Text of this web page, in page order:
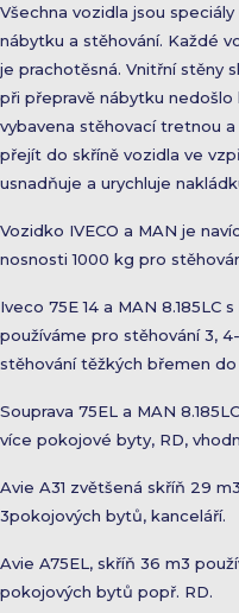
Všechna vozidla jsou
nábytku a stěhování. Každé
je prachotěsná. Vnitřní stěny
při přepravě nábytku
vybavena stěhovací tretnou
přejít do skříně vozidla ve
usnadňuje a urychluje
Vozidko IVECO a MAN je
nosnosti 1000 kg pro
Iveco 75E 14 a MAN 8.185LC
používáme pro stěhování 3,
stěhování těžkých břemen do
Souprava 75EL a MAN
více pokojové byty, RD,
Avie A31 zvětšená skříň 29
3pokojových bytů, kanceláří.
Avie A75EL, skříň 36 m3
pokojových bytů popř. RD.